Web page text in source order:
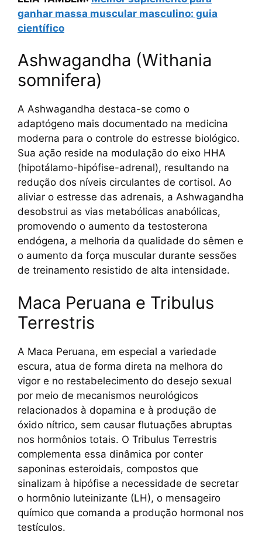
ganhar massa muscular masculino: guia
científico
Ashwagandha (Withania
somnifera)
A Ashwagandha destaca-se como o
adaptógeno mais documentado na medicina
moderna para o controle do estresse biológico.
Sua ação reside na modulação do eixo HHA
(hipotálamo-hipófise-adrenal), resultando na
redução dos níveis circulantes de cortisol. Ao
aliviar o estresse das adrenais, a Ashwagandha
desobstrui as vias metabólicas anabólicas,
promovendo o aumento da testosterona
endógena, a melhoria da qualidade do sêmen e
o aumento da força muscular durante sessões
de treinamento resistido de alta intensidade.
Maca Peruana e Tribulus
Terrestris
A Maca Peruana, em especial a variedade
escura, atua de forma direta na melhora do
vigor e no restabelecimento do desejo sexual
por meio de mecanismos neurológicos
relacionados à dopamina e à produção de
óxido nítrico, sem causar flutuações abruptas
nos hormônios totais. O Tribulus Terrestris
complementa essa dinâmica por conter
saponinas esteroidais, compostos que
sinalizam à hipófise a necessidade de secretar
o hormônio luteinizante (LH), o mensageiro
químico que comanda a produção hormonal nos
testículos.